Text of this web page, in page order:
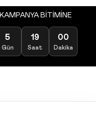
KAMPANYA BİTİMİNE
5
Gün
19
Saat
00
Dakika